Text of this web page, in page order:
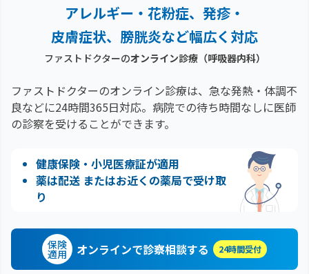
アレルギー・花粉症、 発疹・
皮膚症状、膀胱炎など幅広く対応
ファストドクターのオンライン診療（呼吸器内科）
ファストドクターのオンライン診療は、急な発熱・体調不
良などに24時間365日対応。 病院での待ち時間なしに医師
の診察を受けることができます。
健康保険・小児医療証が適用
薬は配送 またはお近くの薬局で受け取
り
保険
適用 オンラインで診察相談する 24時間受付